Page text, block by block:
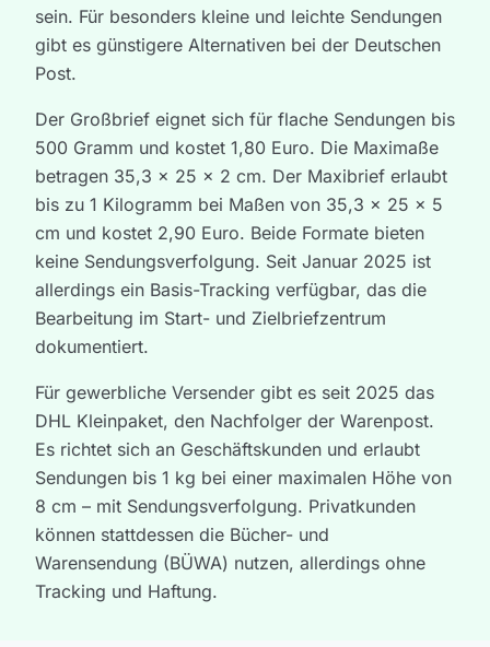
sein. Für besonders kleine und leichte Sendungen
gibt es günstigere Alternativen bei der Deutschen
Post.
Der Großbrief eignet sich für flache Sendungen bis
500 Gramm und kostet 1,80 Euro. Die Maximaße
betragen 35,3 x 25 x 2 cm. Der Maxibrief erlaubt
bis zu 1 Kilogramm bei Maßen von 35,3 x 25 x 5
cm und kostet 2,90 Euro. Beide Formate bieten
keine Sendungsverfolgung. Seit Januar 2025 ist
allerdings ein Basis-Tracking verfügbar, das die
Bearbeitung im Start- und Zielbriefzentrum
dokumentiert.
Für gewerbliche Versender gibt es seit 2025 das
DHL Kleinpaket, den Nachfolger der Warenpost.
Es richtet sich an Geschäftskunden und erlaubt
Sendungen bis 1 kg bei einer maximalen Höhe von
8 cm – mit Sendungsverfolgung. Privatkunden
können stattdessen die Bücher- und
Warensendung (BÜWA) nutzen, allerdings ohne
Tracking und Haftung.